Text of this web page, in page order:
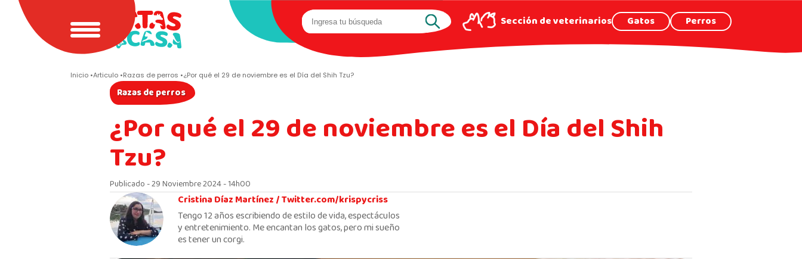
Sección de veterinarios Gatos Perros
Inicio Articulo Razas de perros ¿Por qué el 29 de noviembre es el Día del Shih Tzu?
Razas de perros
¿Por qué el 29 de noviembre es el Día del Shih
Tzu?
Publicado - 29 Noviembre 2024 - 14h00
Cristina Díaz Martínez /Twitter.com/krispycriss
Tengo 12 años escribiendo de estilo de vida, espectáculos
y entretenimiento. Me encantan los gatos, pero mi sueño
es tener un corgi.